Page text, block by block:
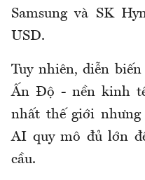
Samsung và SK
USD.
Tuy nhiên, diễn
Ấn Độ - nền kinh
nhất thế giới
AI quy mô đủ lớn
cầu.